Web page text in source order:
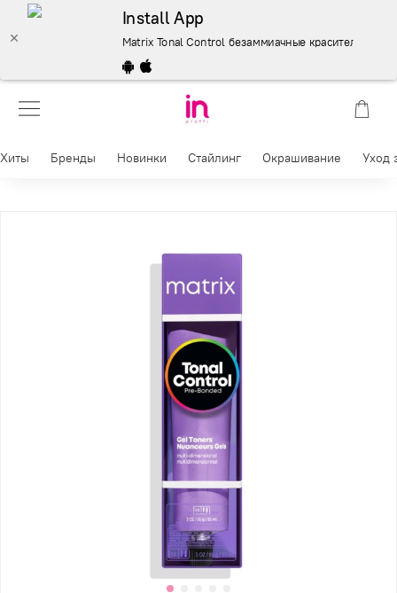
Install App
Matrix Tonal Control безаммиачные красители 90
Хиты Бренды Новинки Стайлинг Окрашивание Уход